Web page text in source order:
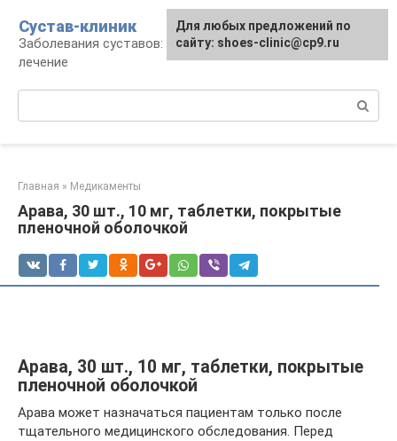
контенту
Сустав-клиник
Заболевания суставов: профилактика и
лечение
Главная » Медикаменты
Арава, 30 шт., 10 мг, таблетки, покрытые
пленочной оболочкой
Арава, 30 шт., 10 мг, таблетки, покрытые
пленочной оболочкой
Арава может назначаться пациентам только после
тщательного медицинского обследования. Перед
Для любых предложений по
сайту: shoes-clinic@cp9.ru